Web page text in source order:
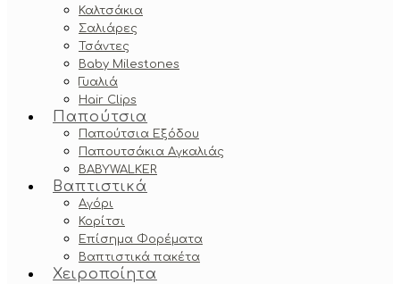
Καλτσάκια
Σαλιάρες
Τσάντες
Baby Milestones
Γυαλιά
Hair Clips
Παπούτσια
Παπούτσια Εξόδου
Παπουτσάκια Αγκαλιάς
BABYWALKER
Βαπτιστικά
Αγόρι
Κορίτσι
Επίσημα Φορέματα
Βαπτιστικά πακέτα
Χειροποίητα